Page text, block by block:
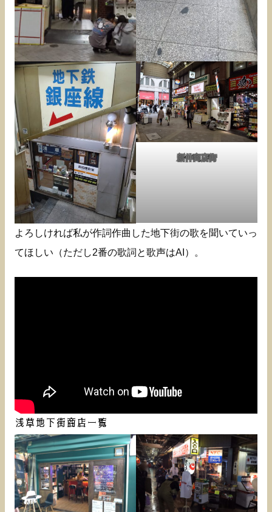
新仲商店街
よろしければ私が作詞作曲した地下街の歌を聞いていっ
てほしい（ただし2番の歌詞と歌声はAI）。
浅草地下街商店一覧